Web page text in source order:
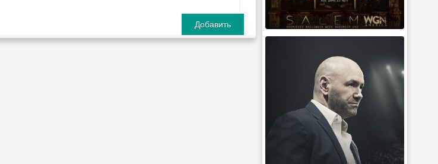
Добавить